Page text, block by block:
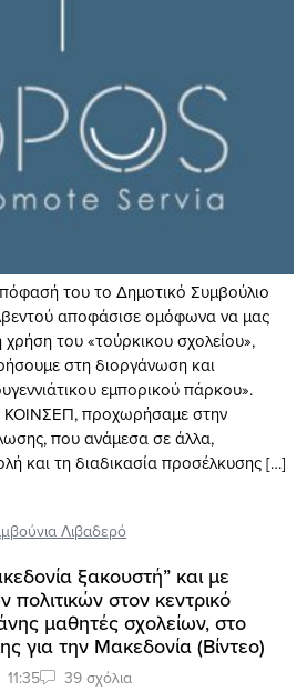
του το Δημοτικό Συμβούλιο
αποφάσισε ομόφωνα να μας
του «τούρκικου σχολείου»,
στη διοργάνωση και
εμπορικού πάρκου».
ΚΟΙΝΣΕΠ, προχωρήσαμε στην
που ανάμεσα σε άλλα,
και τη διαδικασία προσέλκυσης […]
Λιβαδερό
ξακουστή” και με
στον κεντρικό
μαθητές σχολείων, στο
για την Μακεδονία (Βίντεο)
11:35 39 σχόλια